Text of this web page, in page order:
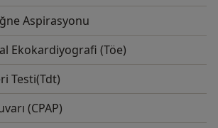
Aspirasyonu
Ekokardiyografi (Töe)
Testi(Tdt)
(CPAP)